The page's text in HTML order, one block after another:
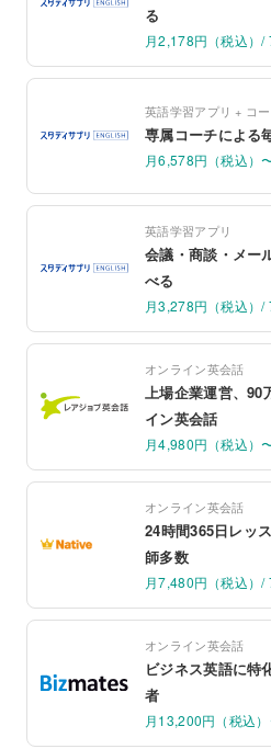
る
月2,178円（税込）/
英語学習アプリ + コ
専属コーチによる
月6,578円（税込）
英語学習アプリ
会議・商談・メー
べる
月3,278円（税込）/
オンライン英会話
上場企業運営、
イン英会話
月4,980円（税込）
オンライン英会話
24時間365日レッ
師多数
月7,480円（税込）/
オンライン英会話
ビジネス英語に特
者
月13,200円（税込